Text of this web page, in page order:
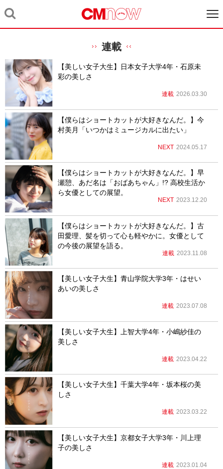
連載
【美しい女子大生】日本女子大学4年・石原未
彩の美しさ
連載 2026.03.30
【僕らはショートカットが大好きなんだ。】今
村美月「いつかはミュージカルに出たい」
NEXT 2024.05.17
【僕らはショートカットが大好きなんだ。】早
瀬憩、あだ名は「おばあちゃん」!? 高校生活か
ら女優としての展望。
NEXT 2023.12.20
【僕らはショートカットが大好きなんだ。】古
田愛理、髪を切って心も軽やかに。女優として
の今後の展望を語る。
連載 2023.11.08
【美しい女子大生】青山学院大学3年・はせい
あいの美しさ
連載 2023.07.08
【美しい女子大生】上智大学4年・小嶋紗佳の
美しさ
連載 2023.04.22
【美しい女子大生】千葉大学4年・坂本桜の美
しさ
連載 2023.03.22
【美しい女子大生】京都女子大学3年・川上理
子の美しさ
連載 2023.01.04